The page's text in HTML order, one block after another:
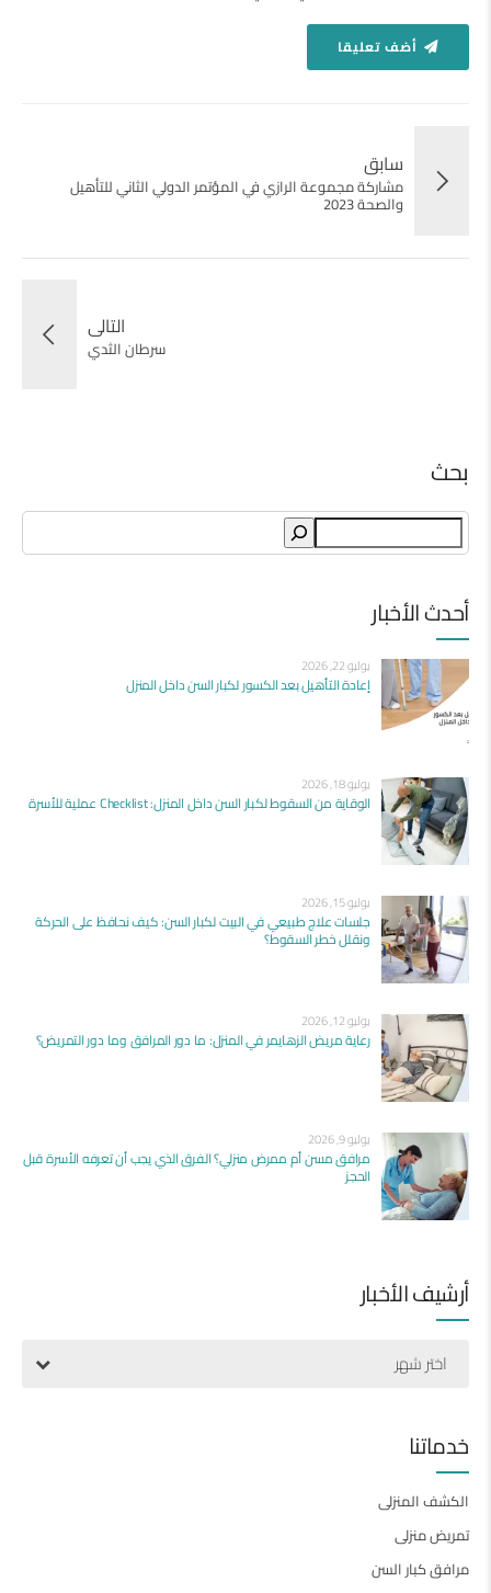
أضف تعليقا
سابق
مشاركة مجموعة الرازي في المؤتمر الدولي الثاني للتأهيل
والصحة 2023
التالى
سرطان الثدي
بحث
أحدث الأخبار
يوليو 22, 2026
إعادة التأهيل بعد الكسور لكبار السن داخل المنزل
يوليو 18, 2026
الوقاية من السقوط لكبار السن داخل المنزل: Checklist عملية للأسرة
يوليو 15, 2026
جلسات علاج طبيعي في البيت لكبار السن: كيف نحافظ على الحركة
ونقلل خطر السقوط؟
يوليو 12, 2026
رعاية مريض الزهايمر في المنزل: ما دور المرافق وما دور التمريض؟
يوليو 9, 2026
مرافق مسن أم ممرض منزلي؟ الفرق الذي يجب أن تعرفه الأسرة قبل
الحجز
أرشيف الأخبار
اختر شهر
خدماتنا
الكشف المنزلى
تمريض منزلى
مرافق كبار السن